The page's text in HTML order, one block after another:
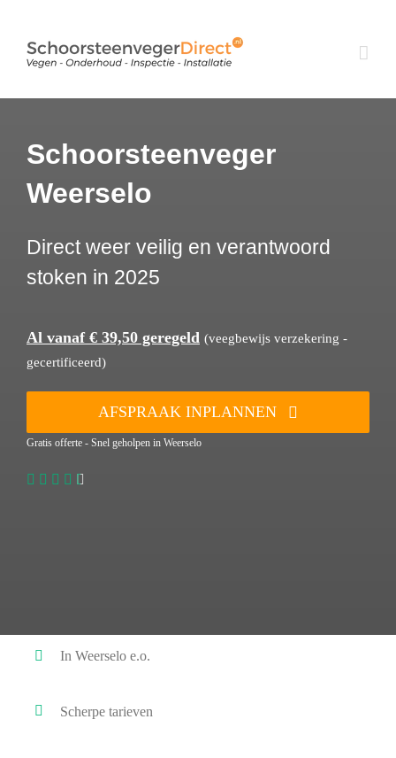
inhoud
Schoorsteenveger
Weerselo
Direct weer veilig en verantwoord
stoken in 2025
Al vanaf € 39,50 geregeld (veegbewijs verzekering -
gecertificeerd)
AFSPRAAK INPLANNEN
Gratis offerte - Snel geholpen in Weerselo
In Weerselo e.o.
Scherpe tarieven